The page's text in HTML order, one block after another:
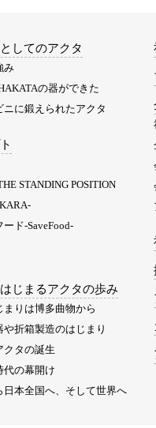
してのアクタ
み
の器ができた
ニに鍛えられたアクタ
STANDING POSITION
ド-SaveFood-
じまるアクタの歩み
まりは博多曲物から
や折箱製造のはじまり
クタの誕生
代の幕開け
日本全国へ、そして世界へ